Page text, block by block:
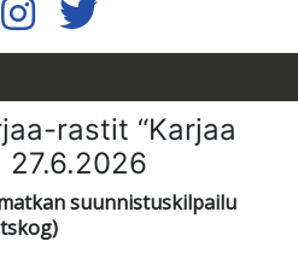
rastit “Karjaa
27.6.2026
suunnistuskilpailu